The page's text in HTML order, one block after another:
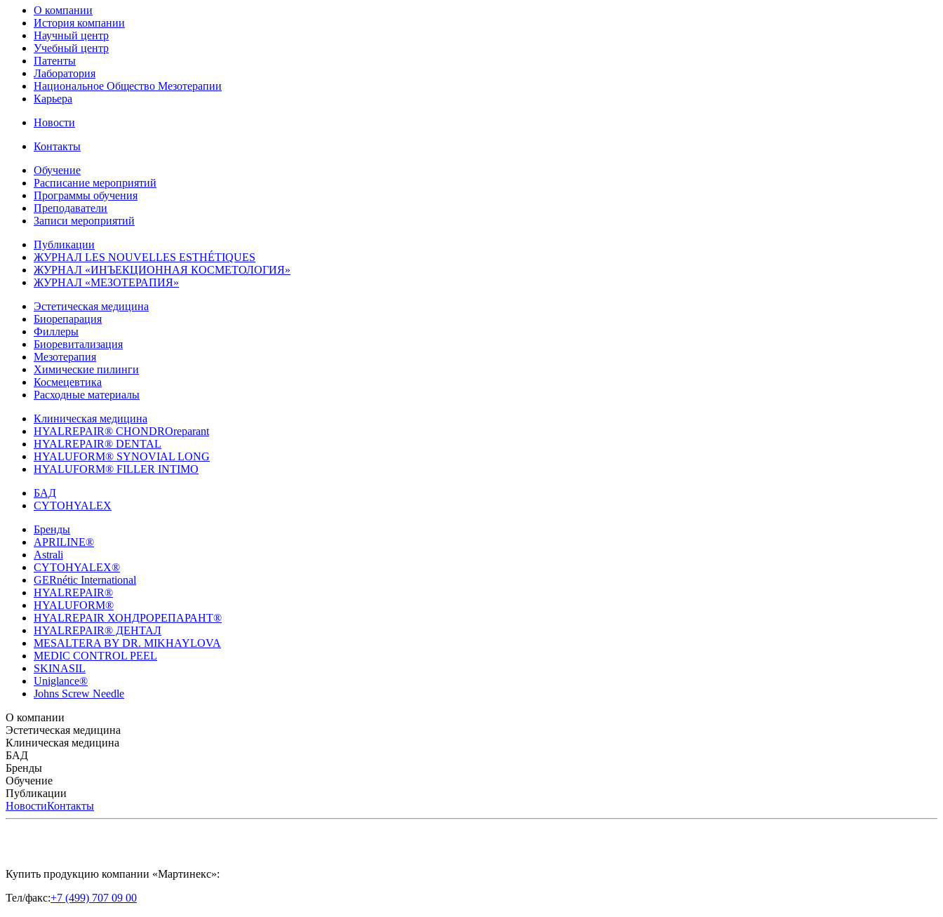
О компании
История компании
Научный центр
Учебный центр
Патенты
Лаборатория
Национальное Общество Мезотерапии
Карьера
Новости
Контакты
Обучение
Расписание мероприятий
Программы обучения
Преподаватели
Записи мероприятий
Публикации
ЖУРНАЛ LES NOUVELLES ESTHÉTIQUES
ЖУРНАЛ «ИНЪЕКЦИОННАЯ КОСМЕТОЛОГИЯ»
ЖУРНАЛ «МЕЗОТЕРАПИЯ»
Эстетическая медицина
Биорепарация
Филлеры
Биоревитализация
Мезотерапия
Химические пилинги
Космецевтика
Расходные материалы
Клиническая медицина
HYALREPAIR® CHONDROreparant
HYALREPAIR® DENTAL
HYALUFORM® SYNOVIAL LONG
HYALUFORM® FILLER INTIMO
БАД
CYTOHYALEX
Бренды
APRILINE®
Astrali
CYTOHYALEX®
GERnétic International
HYALREPAIR®
HYALUFORM®
HYALREPAIR ХОНДРОРЕПАРАНТ®
HYALREPAIR® ДЕНТАЛ
MESALTERA BY DR. MIKHAYLOVA
MEDIC CONTROL PEEL
SKINASIL
Uniglance®
Johns Screw Needle
О компании
История компанииНаучный центр
Эстетическая медицина
БиорепарацияФиллеры
Клиническая медицина
HYALREPAIR® CHONDROreparant
БАД
CYTOHYALEX
Бренды
APRILINE®
MIKHAYLOVA
Обучение
Расписание мероприятий
Публикации
ЖУРНАЛ LES NOUVELLES ESTHÉTIQUES
НовостиКонтакты
Купить продукцию компании «Мартинекс»:
Тел/факс:+7 (499) 707 09 00